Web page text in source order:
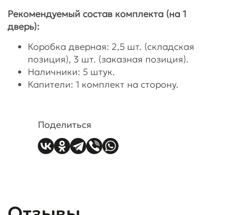
Рекомендуемый состав комплекта (на 1
дверь):
Коробка дверная: 2,5 шт. (складская
позиция), 3 шт. (заказная позиция).
Наличники: 5 штук.
Капители: 1 комплект на сторону.
Поделиться